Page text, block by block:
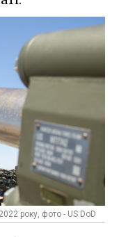
року, фото - US DoD